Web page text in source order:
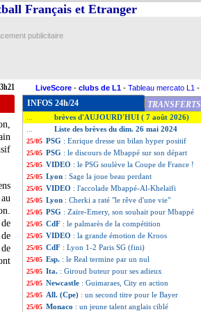
Français et Etranger
publicitaire
LiveScore - clubs de L1 - Tableau mercato L1 -
INFOS 24h/24 TRANSFERTS
brèves d'AUJOURD'HUI ( 7 août 2026)
Liste des brèves du dim. 26 mai 2024
25/05 PSG : Enrique dresse un bilan hyper positif
25/05 PSG : le discours de Mbappé sur son départ
25/05 VIDEO : le PSG soulève la Coupe de France !
25/05 Lyon : Sage la joue beau perdant
25/05 VIDEO : l'accolade Mbappé-Al-Khelaïfi
25/05 Lyon : Cherki a raté "le rêve d'une vie"
25/05 PSG : Zaïre-Emery, son souhait pour Mbappé
25/05 CdF : le palmarès de la compétition
25/05 VIDEO : la grande émotion de Kroos
25/05 CdF : Lyon 1-2 Paris SG (fini)
25/05 Esp. : le Real termine par un nul
25/05 Ita. : Giroud buteur pour ses adieux
25/05 Newcastle : Guimaraes, City en action
25/05 All. (Cpe) : un second titre pour le Bayer
25/05 Monaco : un jeune talent anglais ciblé